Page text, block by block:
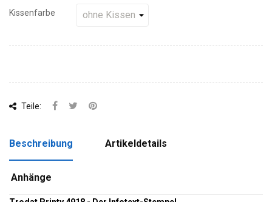
Kissenfarbe
Teile:
Beschreibung Artikeldetails
Anhänge